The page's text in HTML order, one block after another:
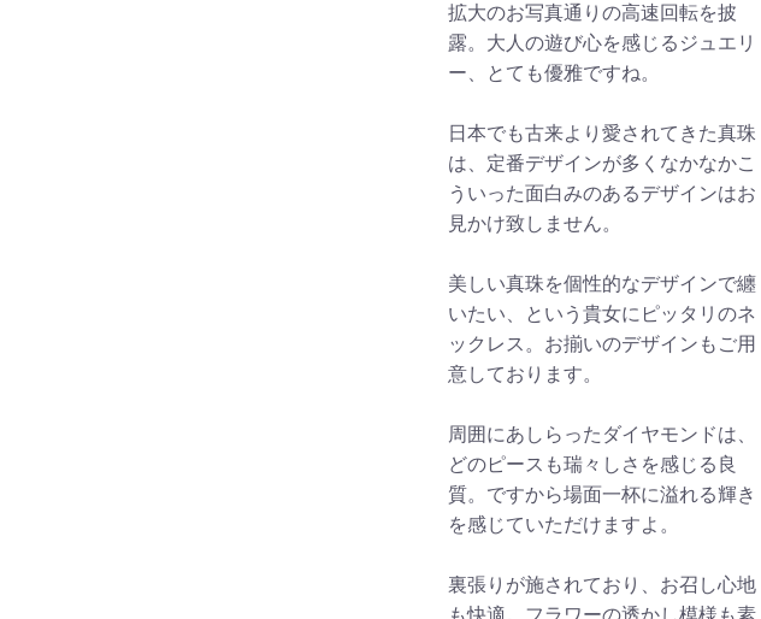
拡大のお写真通りの高速回転を披
露。大人の遊び心を感じるジュエリ
ー、とても優雅ですね。
日本でも古来より愛されてきた真珠
は、定番デザインが多くなかなかこ
ういった面白みのあるデザインはお
見かけ致しません。
美しい真珠を個性的なデザインで纏
いたい、という貴女にピッタリのネ
ックレス。お揃いのデザインもご用
意しております。
周囲にあしらったダイヤモンドは、
どのピースも瑞々しさを感じる良
質。ですから場面一杯に溢れる輝き
を感じていただけますよ。
裏張りが施されており、お召し心地
も快適。フラワーの透かし模様も素